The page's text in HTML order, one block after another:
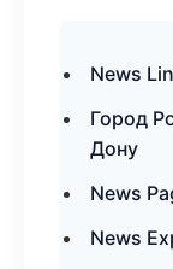
News
Город
Дону
News
News